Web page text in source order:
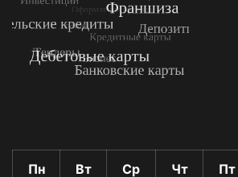
Пн Вт Ср Чт Пт